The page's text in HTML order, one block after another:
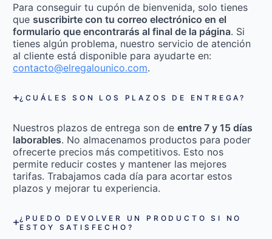
Para conseguir tu cupón de bienvenida, solo tienes
que suscribirte con tu correo electrónico en el
formulario que encontrarás al final de la página. Si
tienes algún problema, nuestro servicio de atención
al cliente está disponible para ayudarte en:
contacto@elregalounico.com.
¿CUÁLES SON LOS PLAZOS DE ENTREGA?
Nuestros plazos de entrega son de entre 7 y 15 días
laborables. No almacenamos productos para poder
ofrecerte precios más competitivos. Esto nos
permite reducir costes y mantener las mejores
tarifas. Trabajamos cada día para acortar estos
plazos y mejorar tu experiencia.
¿PUEDO DEVOLVER UN PRODUCTO SI NO
ESTOY SATISFECHO?